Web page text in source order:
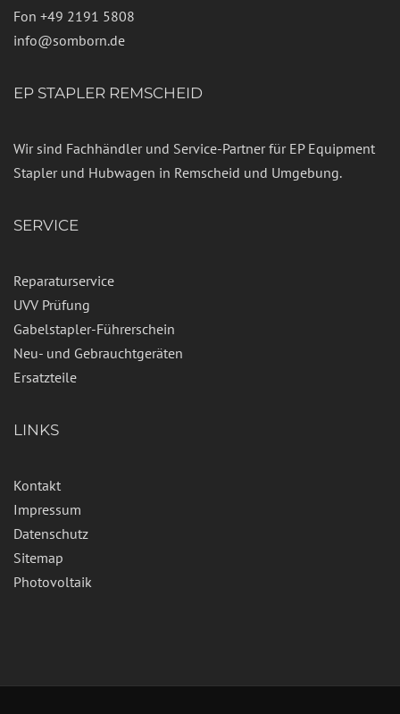
Fon +49 2191 5808
info@somborn.de
EP STAPLER REMSCHEID
Wir sind Fachhändler und Service-Partner für EP Equipment
Stapler und Hubwagen in Remscheid und Umgebung.
SERVICE
Reparaturservice
UVV Prüfung
Gabelstapler-Führerschein
Neu- und Gebrauchtgeräten
Ersatzteile
LINKS
Kontakt
Impressum
Datenschutz
Sitemap
Photovoltaik